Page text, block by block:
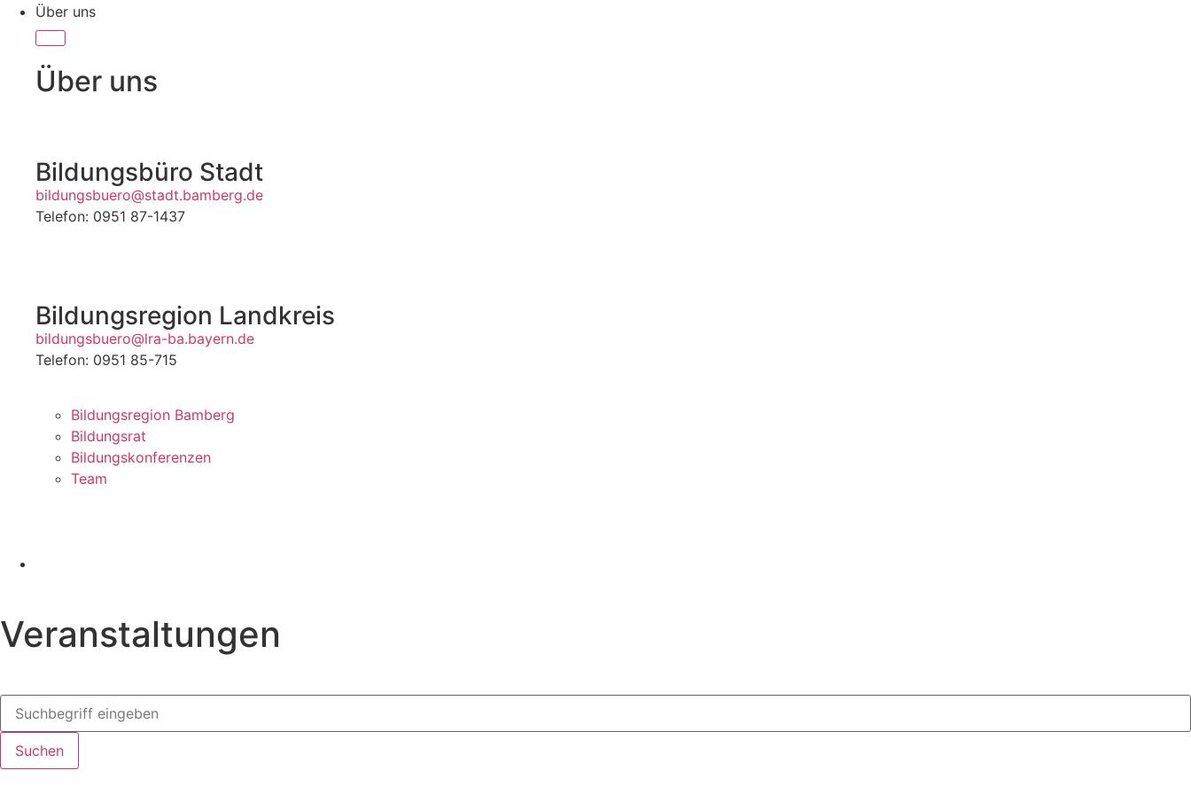
Über uns
Über uns
Bildungsbüro Stadt
bildungsbuero@stadt.bamberg.de
Telefon: 0951 87-1437
Bildungsregion Landkreis
bildungsbuero@lra-ba.bayern.de
Telefon: 0951 85-715
Bildungsregion Bamberg
Bildungsrat
Bildungskonferenzen
Team
Veranstaltungen
Suchen